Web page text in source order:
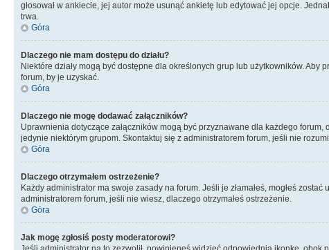
głosował w ankiecie, jej autor może usunąć ankietę lub edytować jej opcje.
trwa.
Góra
Dlaczego nie mam dostępu do działu?
Niektóre działy mogą być dostępne dla określonych grup lub użytkowników.
forum, by je uzyskać.
Góra
Dlaczego nie mogę dodawać załączników?
Uprawnienia dotyczące załączników mogą być przyznawane dla każdego
jedynie niektórym grupom. Skontaktuj się z administratorem forum, jeśli nie
Góra
Dlaczego otrzymałem ostrzeżenie?
Każdy administrator ma swoje zasady na forum. Jeśli je złamałeś, mogłeś
administratorem forum, jeśli nie wiesz, dlaczego otrzymałeś ostrzeżenie.
Góra
Jak mogę zgłosiś posty moderatorowi?